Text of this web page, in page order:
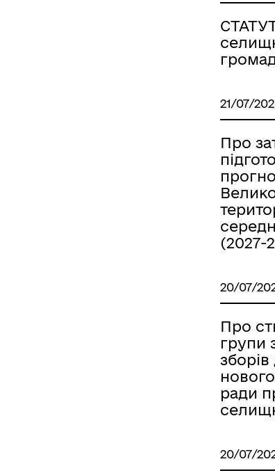
21/07/
Про
(2027-
20/07/
Про
групи
ради
20/07/